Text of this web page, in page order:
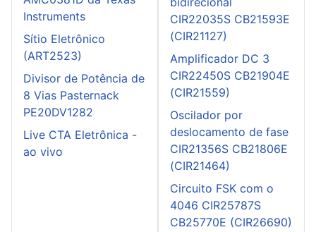
Instruments
Sítio Eletrônico
(ART2523)
Divisor de Potência de
8 Vias Pasternack
PE20DV1282
Live CTA Eletrônica -
ao vivo
CIR22035S CB21593E
(CIR21127)
Amplificador DC 3
CIR22450S CB21904E
(CIR21559)
Oscilador por
deslocamento de fase
CIR21356S CB21806E
(CIR21464)
Circuito FSK com o
4046 CIR25787S
CB25770E (CIR26690)